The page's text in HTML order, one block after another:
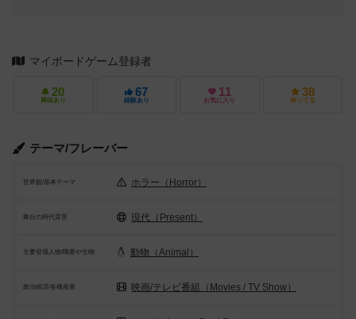
マイボードゲーム登録者
20
興味あり
67
経験あり
11
お気に入り
38
持ってる
テーマ/フレーバー
世界観/基本テーマ ホラー（Horror）
舞台の時代背景 現代（Present）
主要登場人物/職業や生物 動物（Animal）
政治経済/各種産業 映画/テレビ番組（Movies / TV Show）